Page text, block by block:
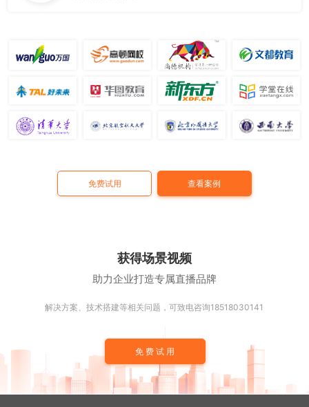
免费试用 查看案例
获得场景视频
助力企业打造专属直播品牌
解决方案、技术搭建等相关问题，可致电咨询18518030141
免费试用